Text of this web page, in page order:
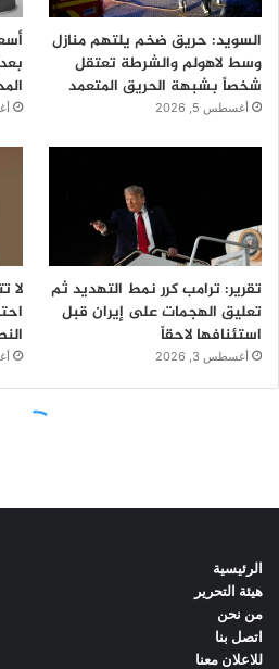
الرئيسية
هيئة التحرير
من نحن
اتصل بنا
للاعلان معنا